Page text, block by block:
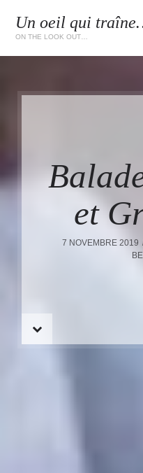
Un oeil qui
ON THE LOOK OUT…
et
7 NOVEMBRE 2019